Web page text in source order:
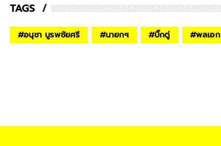
TAGS
#อนุชา บูรพชัยศรี #นายกฯ #บิ๊กตู่ #พลเอก